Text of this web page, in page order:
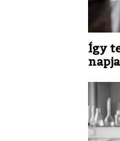
Így